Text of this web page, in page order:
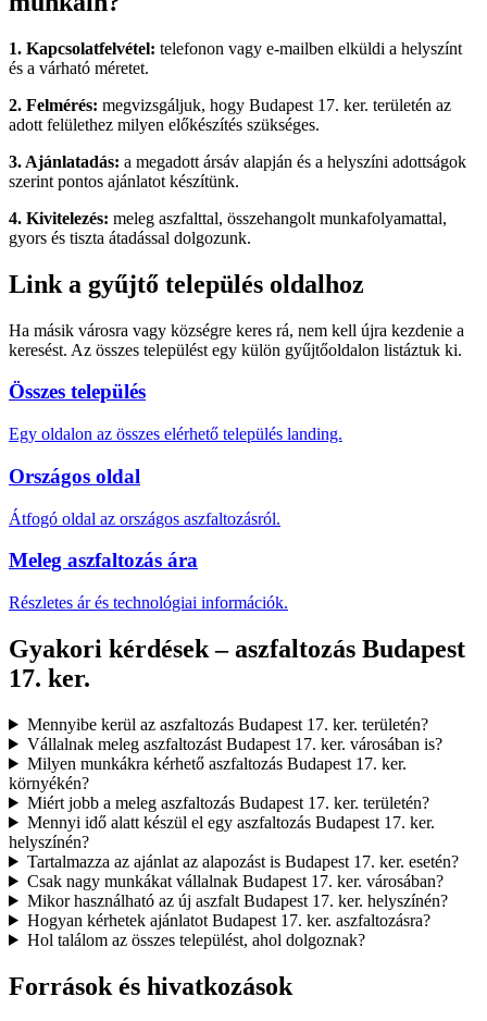
1. Kapcsolatfelvétel: telefonon vagy e-mailben elküldi a helyszínt
és a várható méretet.
2. Felmérés: megvizsgáljuk, hogy Budapest 17. ker. területén az
adott felülethez milyen előkészítés szükséges.
3. Ajánlatadás: a megadott ársáv alapján és a helyszíni adottságok
szerint pontos ajánlatot készítünk.
4. Kivitelezés: meleg aszfalttal, összehangolt munkafolyamattal,
gyors és tiszta átadással dolgozunk.
Link a gyűjtő település oldalhoz
Ha másik városra vagy községre keres rá, nem kell újra kezdenie a
keresést. Az összes települést egy külön gyűjtőoldalon listáztuk ki.
Összes település
Egy oldalon az összes elérhető település landing.
Országos oldal
Átfogó oldal az országos aszfaltozásról.
Meleg aszfaltozás ára
Részletes ár és technológiai információk.
Gyakori kérdések – aszfaltozás Budapest
17. ker.
Mennyibe kerül az aszfaltozás Budapest 17. ker. területén?
Vállalnak meleg aszfaltozást Budapest 17. ker. városában is?
Milyen munkákra kérhető aszfaltozás Budapest 17. ker.
környékén?
Miért jobb a meleg aszfaltozás Budapest 17. ker. területén?
Mennyi idő alatt készül el egy aszfaltozás Budapest 17. ker.
helyszínén?
Tartalmazza az ajánlat az alapozást is Budapest 17. ker. esetén?
Csak nagy munkákat vállalnak Budapest 17. ker. városában?
Mikor használható az új aszfalt Budapest 17. ker. helyszínén?
Hogyan kérhetek ajánlatot Budapest 17. ker. aszfaltozásra?
Hol találom az összes települést, ahol dolgoznak?
Források és hivatkozások